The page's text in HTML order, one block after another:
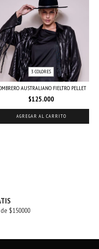
3 COLORES
AUSTRALIANO FIELTRO PELLET
$125.000
AGREGAR AL CARRITO
$150000